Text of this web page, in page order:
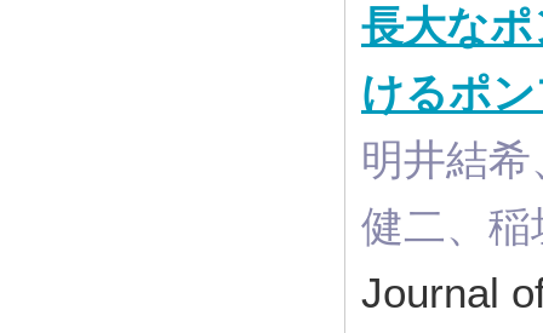
長大な
けるポ
明井結
健二、稲
Journal